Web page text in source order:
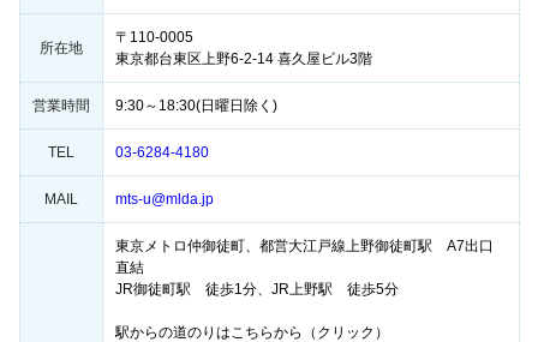
所在地
〒110-0005
東京都台東区上野6-2-14 喜久屋ビル3階
営業時間 9:30～18:30(日曜日除く)
TEL 03-6284-4180
MAIL mts-u@mlda.jp
東京メトロ仲御徒町、都営大江戸線上野御徒町駅 A7出口
直結
JR御徒町駅 徒歩1分、JR上野駅 徒歩5分
駅からの道のりはこちらから（クリック）